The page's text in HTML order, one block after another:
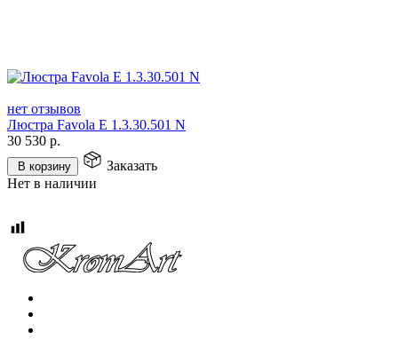
нет отзывов
Люстра Favola E 1.3.30.501 N
30 530 р.
В корзину
Заказать
Нет в наличии